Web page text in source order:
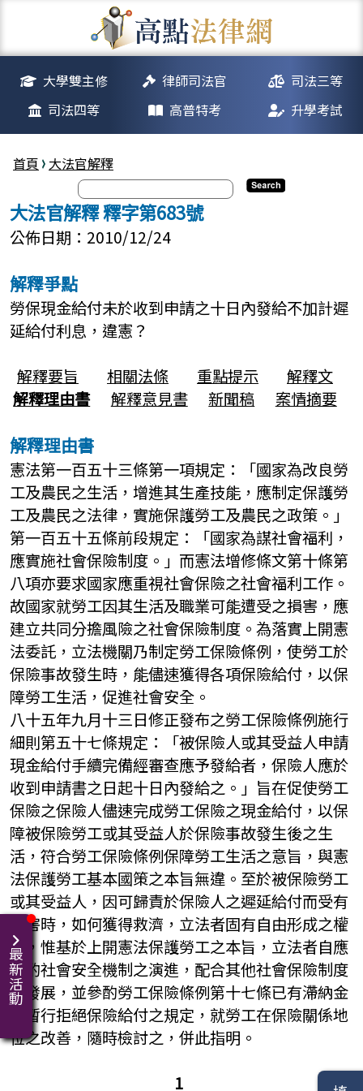
大學雙主修 律師司法官
司法三等
司法四等
高普特考 升學考試
首頁 大法官解釋
大法官解釋 釋字第683號
公佈日期：2010/12/24
解釋爭點
勞保現金給付未於收到申請之十日內發給不加計遲
延給付利息，違憲？
解釋要旨
相關法條 重點提示
解釋文
解釋理由書
解釋意見書 新聞稿 案情摘要
解釋理由書
憲法第一百五十三條第一項規定：「國家為改良勞
工及農民之生活，增進其生產技能，應制定保護勞
工及農民之法律，實施保護勞工及農民之政策。」
第一百五十五條前段規定：「國家為謀社會福利，
應實施社會保險制度。」而憲法增修條文第十條第
八項亦要求國家應重視社會保險之社會福利工作。
故國家就勞工因其生活及職業可能遭受之損害，應
建立共同分擔風險之社會保險制度。為落實上開憲
法委託，立法機關乃制定勞工保險條例，使勞工於
保險事故發生時，能儘速獲得各項保險給付，以保
障勞工生活，促進社會安全。
八十五年九月十三日修正發布之勞工保險條例施行
細則第五十七條規定：「被保險人或其受益人申請
現金給付手續完備經審查應予發給者，保險人應於
收到申請書之日起十日內發給之。」旨在促使勞工
保險之保險人儘速完成勞工保險之現金給付，以保
障被保險勞工或其受益人於保險事故發生後之生
活，符合勞工保險條例保障勞工生活之意旨，與憲
法保護勞工基本國策之本旨無違。至於被保險勞工
或其受益人，因可歸責於保險人之遲延給付而受有
損害時，如何獲得救濟，立法者固有自由形成之權
限，惟基於上開憲法保護勞工之本旨，立法者自應
衡酌社會安全機制之演進，配合其他社會保險制度
之發展，並參酌勞工保險條例第十七條已有滯納金
及暫行拒絕保險給付之規定，就勞工在保險關係地
位之改善，隨時檢討之，併此指明。
1
最新活動